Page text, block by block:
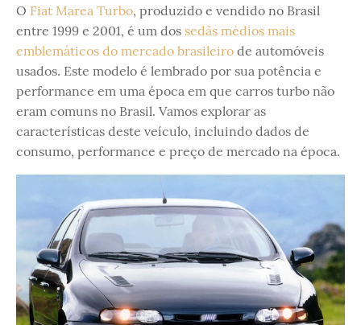
O Fiat Marea Turbo, produzido e vendido no Brasil
entre 1999 e 2001, é um dos sedãs médios mais
emblemáticos do mercado brasileiro de automóveis
usados. Este modelo é lembrado por sua potência e
performance em uma época em que carros turbo não
eram comuns no Brasil. Vamos explorar as
características deste veículo, incluindo dados de
consumo, performance e preço de mercado na época.